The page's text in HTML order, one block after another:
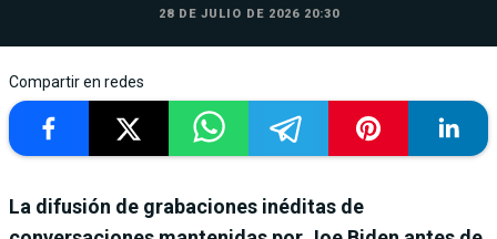
28 DE JULIO DE 2026 20:30
Compartir en redes
La difusión de grabaciones inéditas de